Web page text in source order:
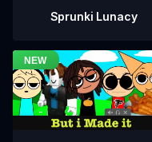
Sprunki Lunacy